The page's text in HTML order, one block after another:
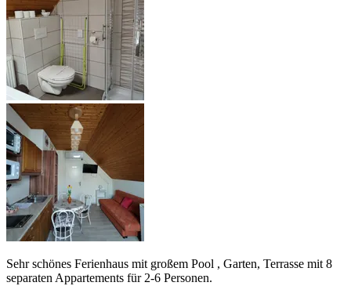
Sehr schönes Ferienhaus mit großem Pool , Garten, Terrasse mit 8
separaten Appartements für 2-6 Personen.